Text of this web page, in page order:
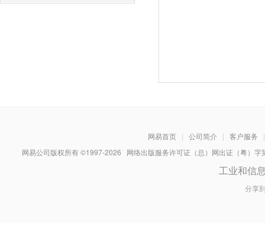
网易首页 | 公司简介 | 客户服务
|
网易公司版权所有 ©1997-2026 网络出版服务许可证（总）网出证（粤）
工业和信
分享